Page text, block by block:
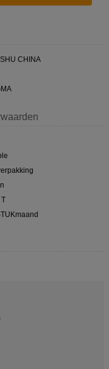
CHINA
T